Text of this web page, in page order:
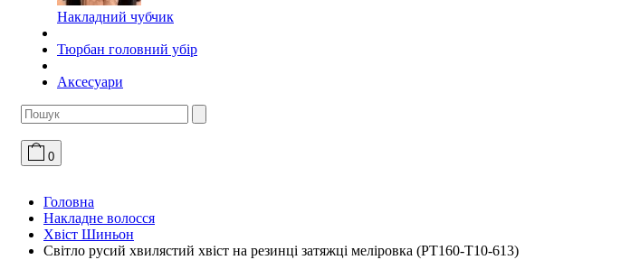
Накладний чубчик
Тюрбан головний убір
Аксесуари
0
Головна
Накладне волосся
Хвіст Шиньон
Світло русий хвилястий хвіст на резинці затяжці меліровка (PT160-T10-613)